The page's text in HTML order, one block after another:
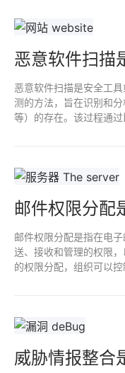
恶意软件扫描
恶意软件扫描是安全工
测的方法，旨在识别和
等）的存在。该过程通
邮件权限分配
邮件权限分配是指在电
送、接收和管理的权限
的权限分配，组织可以
威胁情报整合